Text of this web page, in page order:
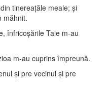
tinereaţăle meale; şi
măhnit.
înfricoşările Tale m-au
m-au cuprins împreună.
şi pre vecinul şi pre